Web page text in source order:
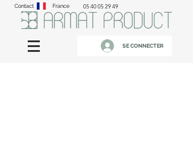
Contact France 05 40 05 29 49
SE CONNECTER